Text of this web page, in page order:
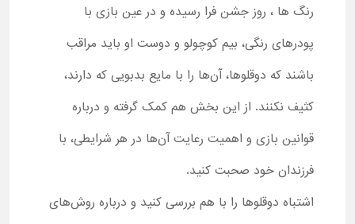
رنگ ها ، روز جشن فرا رسیده و در عین بازی با
پودرهای رنگی، بیم کوچولو و دوست او باید مراقب
باشند که دوقلوها، آن‌ها را با مایع بدبویی که دارند،
کثیف نکنند. از این بخش هم کمک گرفته و درباره
قوانین بازی و اهمیت رعایت آن‌ها در هر شرایطی، با
فرزندان خود صحبت کنید.
اشتباه دوقلوها را با هم بررسی کنید و درباره روش‌های